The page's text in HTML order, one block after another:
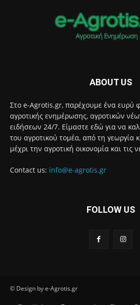
ABOUT US
Στο e-Agrotis.gr, παρέχουμε ένα ευρύ
αγροτικής ενημέρωσης, αγροτικών
ειδήσεων 24/7. Είμαστε εδώ για να
του αγροτικού τομέα, από τη γεωργία
μέχρι την αγροτική οικονομία και τις
Contact us: info@e-agrotis.gr
FOLLOW US
© Design by e-Agrotis.gr